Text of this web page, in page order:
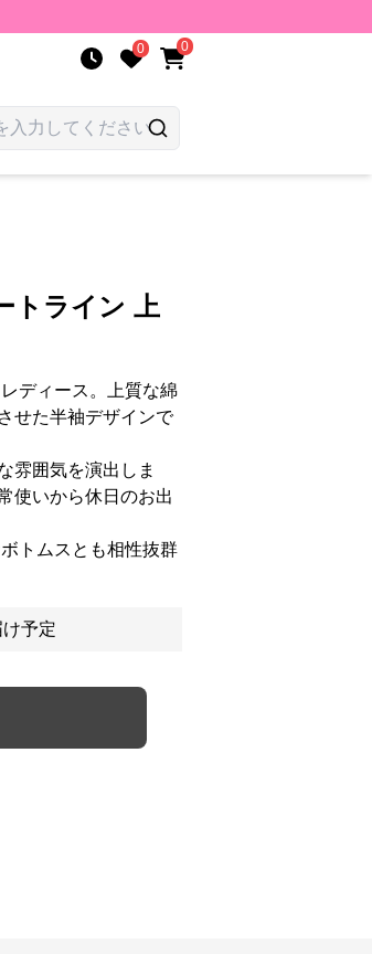
0 0
トライン 上
ディース。上質な綿
せた半袖デザインで
雰囲気を演出しま
使いから休日のお出
トムスとも相性抜群
予定